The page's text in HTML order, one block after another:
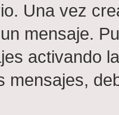
Una vez
mensaje.
activando
mensajes,